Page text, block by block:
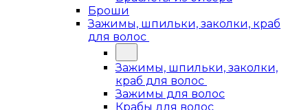
Броши
Зажимы, шпильки, заколки, краб
для волос
Зажимы, шпильки, заколки,
краб для волос
Зажимы для волос
Крабы для волос